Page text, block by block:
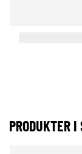
PRODUKTER